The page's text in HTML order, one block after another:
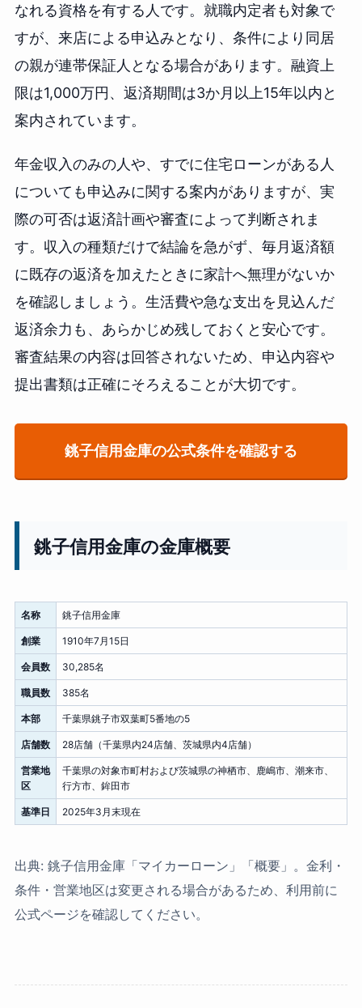
なれる資格を有する人です。就職内定者も対象で
すが、来店による申込みとなり、条件により同居
の親が連帯保証人となる場合があります。融資上
限は1,000万円、返済期間は3か月以上15年以内と
案内されています。
年金収入のみの人や、すでに住宅ローンがある人
についても申込みに関する案内がありますが、実
際の可否は返済計画や審査によって判断されま
す。収入の種類だけで結論を急がず、毎月返済額
に既存の返済を加えたときに家計へ無理がないか
を確認しましょう。生活費や急な支出を見込んだ
返済余力も、あらかじめ残しておくと安心です。
審査結果の内容は回答されないため、申込内容や
提出書類は正確にそろえることが大切です。
銚子信用金庫の公式条件を確認する
銚子信用金庫の金庫概要
名称 銚子信用金庫
創業 1910年7月15日
会員数 30,285名
職員数 385名
本部 千葉県銚子市双葉町5番地の5
店舗数 28店舗（千葉県内24店舗、茨城県内4店舗）
営業地
区
千葉県の対象市町村および茨城県の神栖市、鹿嶋市、潮来市、
行方市、鉾田市
基準日 2025年3月末現在
出典: 銚子信用金庫「マイカーローン」「概要」。金利・
条件・営業地区は変更される場合があるため、利用前に
公式ページを確認してください。